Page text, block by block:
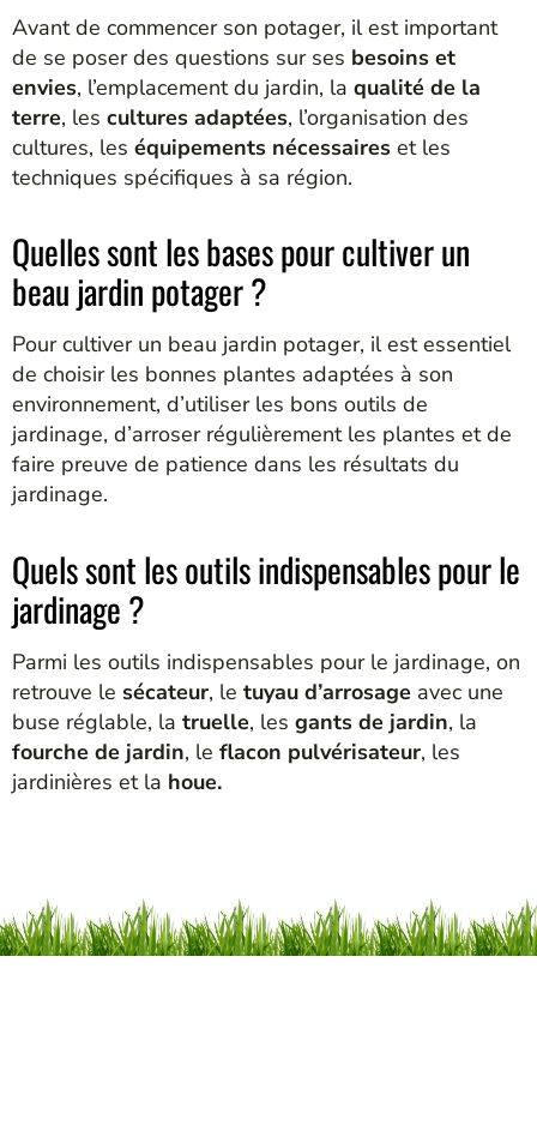
Avant de commencer son potager, il est important
de se poser des questions sur ses besoins et
envies, l’emplacement du jardin, la qualité de la
terre, les cultures adaptées, l’organisation des
cultures, les équipements nécessaires et les
techniques spécifiques à sa région.
Quelles sont les bases pour cultiver un
beau jardin potager ?
Pour cultiver un beau jardin potager, il est essentiel
de choisir les bonnes plantes adaptées à son
environnement, d’utiliser les bons outils de
jardinage, d’arroser régulièrement les plantes et de
faire preuve de patience dans les résultats du
jardinage.
Quels sont les outils indispensables pour le
jardinage ?
Parmi les outils indispensables pour le jardinage, on
retrouve le sécateur, le tuyau d’arrosage avec une
buse réglable, la truelle, les gants de jardin, la
fourche de jardin, le flacon pulvérisateur, les
jardinières et la houe.